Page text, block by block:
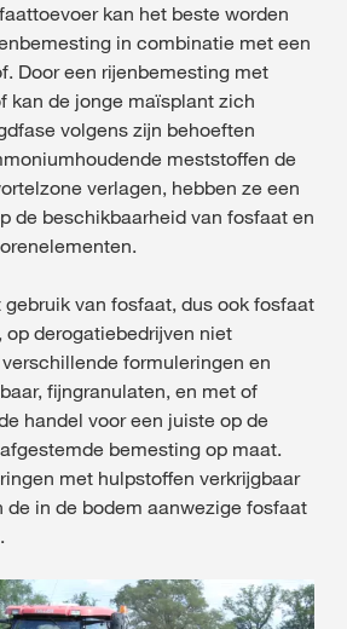
kan het beste worden
in combinatie met een
Door een rijenbemesting met
kan de jonge maïsplant zich
volgens zijn behoeften
meststoffen de
verlagen, hebben ze een
de beschikbaarheid van fosfaat en
van fosfaat, dus ook fosfaat
op derogatiebedrijven niet
formuleringen en
fijngranulaten, en met of
handel voor een juiste op de
bemesting op maat.
met hulpstoffen verkrijgbaar
de in de bodem aanwezige fosfaat